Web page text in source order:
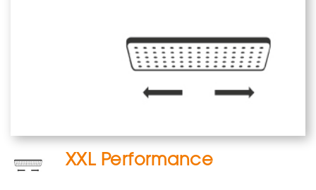
XXL Performance